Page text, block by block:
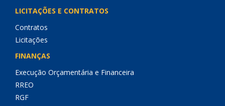
LICITAÇÕES E CONTRATOS
Contratos
Licitações
FINANÇAS
Execução Orçamentária e Financeira
RREO
RGF